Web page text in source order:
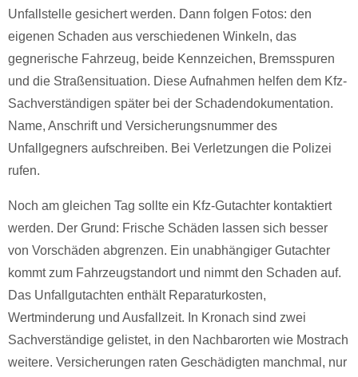
Unfallstelle gesichert werden. Dann folgen Fotos: den
eigenen Schaden aus verschiedenen Winkeln, das
gegnerische Fahrzeug, beide Kennzeichen, Bremsspuren
und die Straßensituation. Diese Aufnahmen helfen dem Kfz-
Sachverständigen später bei der Schadendokumentation.
Name, Anschrift und Versicherungsnummer des
Unfallgegners aufschreiben. Bei Verletzungen die Polizei
rufen.
Noch am gleichen Tag sollte ein Kfz-Gutachter kontaktiert
werden. Der Grund: Frische Schäden lassen sich besser
von Vorschäden abgrenzen. Ein unabhängiger Gutachter
kommt zum Fahrzeugstandort und nimmt den Schaden auf.
Das Unfallgutachten enthält Reparaturkosten,
Wertminderung und Ausfallzeit. In Kronach sind zwei
Sachverständige gelistet, in den Nachbarorten wie Mostrach
weitere. Versicherungen raten Geschädigten manchmal, nur